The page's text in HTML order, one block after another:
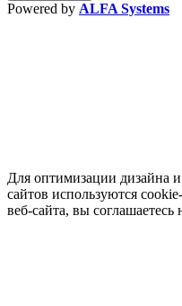
Powered by ALFA Systems
Для оптимизации дизайна
сайтов используются
веб-сайта, вы